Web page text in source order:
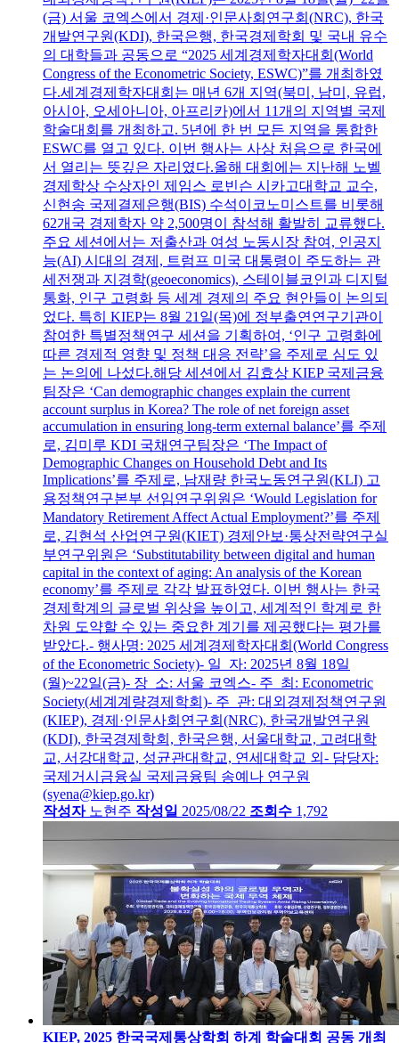
(금) 서울 코엑스에서 경제·인문사회연구회(NRC), 한국
개발연구원(KDI), 한국은행, 한국경제학회 및 국내 유수
의 대학들과 공동으로 “2025 세계경제학자대회(World
Congress of the Econometric Society, ESWC)”를 개최하였
다.세계경제학자대회는 매년 6개 지역(북미, 남미, 유럽,
아시아, 오세아니아, 아프리카)에서 11개의 지역별 국제
학술대회를 개최하고. 5년에 한 번 모든 지역을 통합한
ESWC를 열고 있다. 이번 행사는 사상 처음으로 한국에
서 열리는 뜻깊은 자리였다.올해 대회에는 지난해 노벨
경제학상 수상자인 제임스 로빈슨 시카고대학교 교수,
신현송 국제결제은행(BIS) 수석이코노미스트를 비롯해
62개국 경제학자 약 2,500명이 참석해 활발히 교류했다.
주요 세션에서는 저출산과 여성 노동시장 참여, 인공지
능(AI) 시대의 경제, 트럼프 미국 대통령이 주도하는 관
세전쟁과 지경학(geoeconomics), 스테이블코인과 디지털
통화, 인구 고령화 등 세계 경제의 주요 현안들이 논의되
었다. 특히 KIEP는 8월 21일(목)에 정부출연연구기관이
참여한 특별정책연구 세션을 기획하여, ‘인구 고령화에
따른 경제적 영향 및 정책 대응 전략’을 주제로 심도 있
는 논의에 나섰다.해당 세션에서 김효상 KIEP 국제금융
팀장은 ‘Can demographic changes explain the current
account surplus in Korea? The role of net foreign asset
accumulation in ensuring long-term external balance’를 주제
로, 김미루 KDI 국채연구팀장은 ‘The Impact of
Demographic Changes on Household Debt and Its
Implications’를 주제로, 남재량 한국노동연구원(KLI) 고
용정책연구본부 선임연구위원은 ‘Would Legislation for
Mandatory Retirement Affect Actual Employment?’를 주제
로, 김현석 산업연구원(KIET) 경제안보·통상전략연구실
부연구위원은 ‘Substitutability between digital and human
capital in the context of aging: An analysis of the Korean
economy’를 주제로 각각 발표하였다. 이번 행사는 한국
경제학계의 글로벌 위상을 높이고, 세계적인 학계로 한
차원 도약할 수 있는 중요한 계기를 제공했다는 평가를
받았다.- 행사명: 2025 세계경제학자대회(World Congress
of the Econometric Society)- 일 자: 2025년 8월 18일
(월)~22일(금)- 장 소: 서울 코엑스- 주 최: Econometric
Society(세계계량경제학회)- 주 관: 대외경제정책연구원
(KIEP), 경제·인문사회연구회(NRC), 한국개발연구원
(KDI), 한국경제학회, 한국은행, 서울대학교, 고려대학
교, 서강대학교, 성균관대학교, 연세대학교 외- 담당자:
국제거시금융실 국제금융팀 송예나 연구원
(syena@kiep.go.kr)
작성자노현주 작성일 2025/08/22 조회수 1,792
KIEP, 2025 한국국제통상학회 하계 학술대회 공동 개최